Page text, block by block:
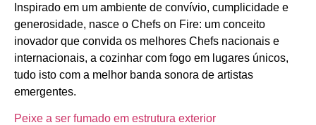
Inspirado em um ambiente de convívio, cumplicidade e
generosidade, nasce o Chefs on Fire: um conceito
inovador que convida os melhores Chefs nacionais e
internacionais, a cozinhar com fogo em lugares únicos,
tudo isto com a melhor banda sonora de artistas
emergentes.
Peixe a ser fumado em estrutura exterior
Centro
Região de Aveiro
Aveiro
Organização Chefs on Fire
Alta Gastronomia